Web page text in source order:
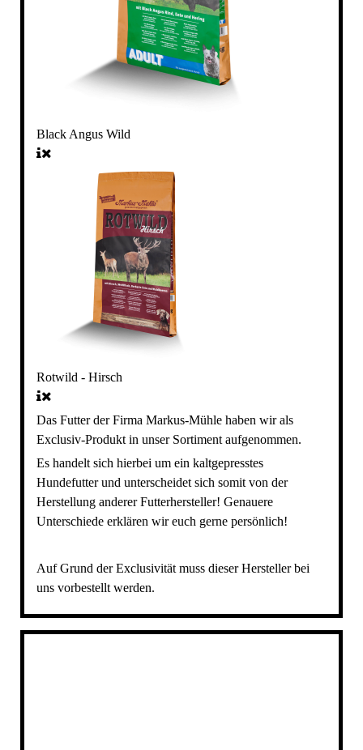
Black Angus Wild
Rotwild - Hirsch
Das Futter der Firma Markus-Mühle haben wir als
Exclusiv-Produkt in unser Sortiment aufgenommen.
Es handelt sich hierbei um ein kaltgepresstes
Hundefutter und unterscheidet sich somit von der
Herstellung anderer Futterhersteller! Genauere
Unterschiede erklären wir euch gerne persönlich!
Auf Grund der Exclusivität muss dieser Hersteller bei
uns vorbestellt werden.